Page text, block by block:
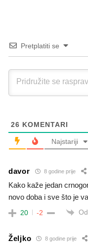
Pretplatiti se
26 KOMENTARI
Najstariji
davor 8 godine prije
Kako kaže jedan
novo doba i sve što je
20 -2
Željko 8 godine prije